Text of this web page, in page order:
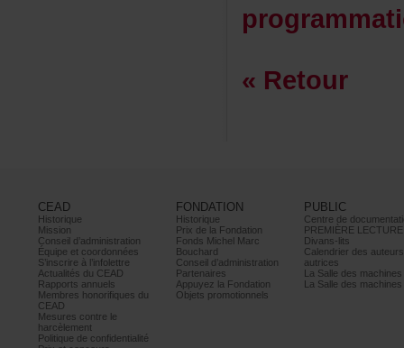
«Retour
CEAD
Historique
Mission
Conseild’administration
Équipeetcoordonnées
S’inscrireàl’infolettre
ActualitésduCEAD
Rapportsannuels
Membreshonorifiquesdu
CEAD
Mesurescontrele
harcèlement
Politiquedeconfidentialité
FONDATION
Historique
PrixdelaFondation
FondsMichelMarc
Bouchard
Conseild’administration
Partenaires
AppuyezlaFondation
Objetspromotionnels
PUBLIC
PREMIÈRELECTURE
Divans-lits
autrices